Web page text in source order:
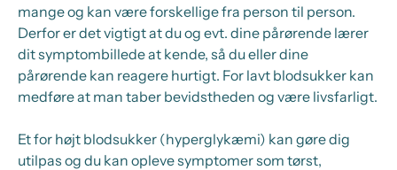
mange og kan være forskellige fra person til person.
Derfor er det vigtigt at du og evt. dine pårørende lærer
dit symptombillede at kende, så du eller dine
pårørende kan reagere hurtigt. For lavt blodsukker kan
medføre at man taber bevidstheden og være livsfarligt.
Et for højt blodsukker (hyperglykæmi) kan gøre dig
utilpas og du kan opleve symptomer som tørst,